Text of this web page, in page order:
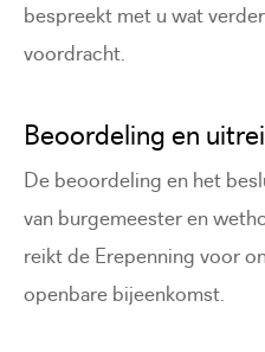
bespreekt met u wat
voordracht.
Beoordeling en
De beoordeling en het
van burgemeester en
reikt de Erepenning voor
openbare bijeenkomst.